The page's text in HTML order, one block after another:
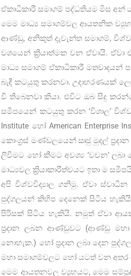
ඒකාධිකාරී සමාගම් පද්ධතියම මිස
මෙම මාධ්‍ය සමාගම්වල ආයතනික
ආණ්ඩු, අනිකුත් දැවැන්ත සමාගම්,
වශයෙන් ක්‍රියාත්මක වන ඒවායි.
මාධ්‍ය සමාගම් ඒකාධිකාරී මතවාදයන්
බැඳී කටයුතු කරනවා. උදාහරණයක්
වී තිබෙනවා කියා. එවිට ඔබ සිදු
සමීපයෙන් කටයුතු කරන ‘විශාල’
Institute හෝ American
කොංග්‍රස් මණ්ඩලයෙන් ඍජු මුදල්
ලිවීමට හෝ කීමට අවශ්‍ය ‘වචන’ ලබා
මාධ්‍යවල ක්‍රියාකාරීත්වයට ඉතා ම
අපි විශ්වවිද්‍යාල ගනිමු. ඒවා
පුද්ගලයන් කිහිප දෙනෙක් සිටිය
පිරිසක් සිටිය හැකියි. නමුත් ඒවා
ප්‍රදාන ලබන ආණ්ඩුවට (ආණ්ඩු
නොහැක.) හෝ ප්‍රදාන ලබා දෙන
මහා සමාගම්වලට හෝ යටත් වන අතර
මෙම ආයතනවල ව්‍යුහයට, මෙම